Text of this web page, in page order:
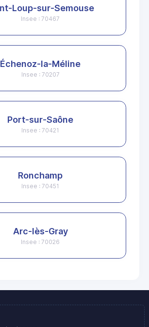
Loup-sur-Semouse
Insee : 70467
Échenoz-la-Méline
Insee : 70207
Port-sur-Saône
Insee : 70421
Ronchamp
Insee : 70451
Arc-lès-Gray
Insee : 70026